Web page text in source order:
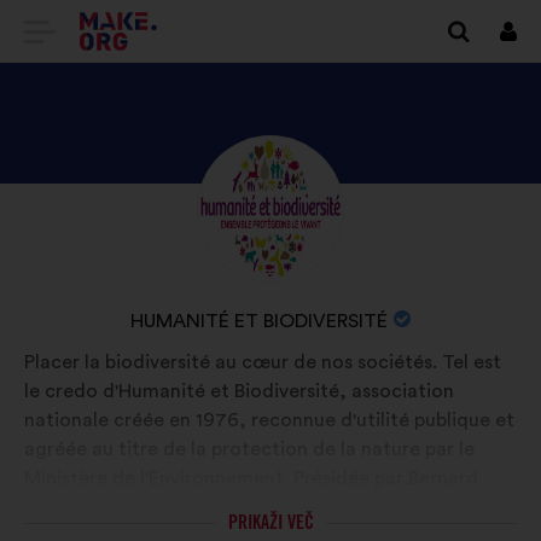
POJDI
DOMAČO
STRAN
MAKE.ORGODKRIJTE
PROFIL
OSEBE
BIODIVERSITÉ
IME
ORGANIZACIJE:
HUMANITÉ ET BIODIVERSITÉ
Življenjepis:
Placer la biodiversité au cœur de nos sociétés. Tel est
le credo d'Humanité et Biodiversité, association
nationale créée en 1976, reconnue d'utilité publique et
Chevassus-au-Louis, Hubert Reeves en était le
PRIKAŽI VEČ